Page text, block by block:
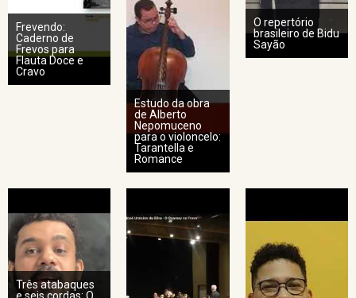
Frevendo:
Caderno de
Frevos para
Flauta Doce e
Cravo
Estudo da obra
de Alberto
Nepomuceno
para o violoncelo:
Tarantella e
Romance
O repertório
brasileiro de Bidu
Sayão
Três atabaques